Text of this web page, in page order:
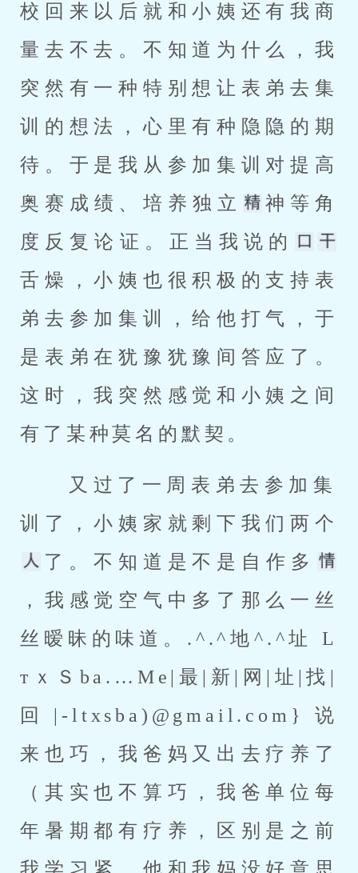
校回来以后就和小姨还有我商
量去不去。不知道为什么，我
突然有一种特别想让表弟去集
训的想法，心里有种隐隐的期
待。于是我从参加集训对提高
奥赛成绩、培养独立
神等角
度反复论证。正当我说的
舌燥，小姨也很积极的支持表
弟去参加集训，给他打气，于
是表弟在犹豫犹豫间答应了。
这时，我突然感觉和小姨之间
有了某种莫名的默契。
训了，小姨家就剩下我们两个
了。不知道是不是自作多
，我感觉空气中多了那么一丝
丝暧昧的味道。.^.^地^.^址 L
тｘＳba.…Мe|最|新|网|址|找|
回|-ltxsba)@gmail.com}说
来也巧，我爸妈又出去疗养了
（其实也不算巧，我爸单位每
年暑期都有疗养，区别是之前